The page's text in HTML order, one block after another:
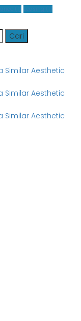
Similar Aesthetic
Similar Aesthetic
Similar Aesthetic